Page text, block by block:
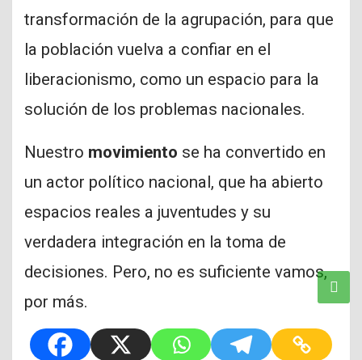
transformación de la agrupación, para que
la población vuelva a confiar en el
liberacionismo, como un espacio para la
solución de los problemas nacionales.
Nuestro movimiento se ha convertido en
un actor político nacional, que ha abierto
espacios reales a juventudes y su
verdadera integración en la toma de
decisiones. Pero, no es suficiente vamos,
por más.